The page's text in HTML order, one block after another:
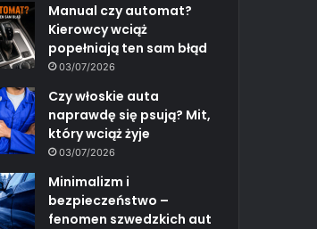
Manual czy automat?
Kierowcy wciąż
popełniają ten sam błąd
03/07/2026
Czy włoskie auta
naprawdę się psują? Mit,
który wciąż żyje
03/07/2026
Minimalizm i
bezpieczeństwo –
fenomen szwedzkich aut